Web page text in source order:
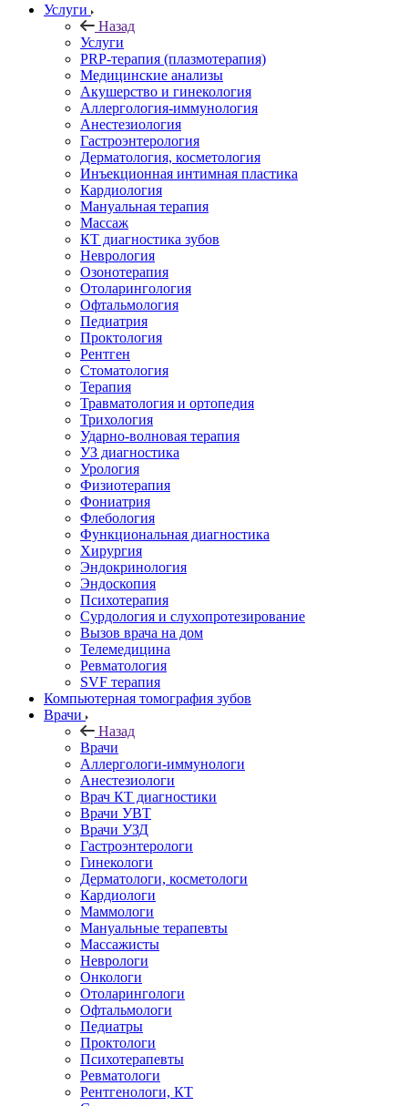
Услуги
Назад
Услуги
PRP-терапия (плазмотерапия)
Медицинские анализы
Акушерство и гинекология
Аллергология-иммунология
Анестезиология
Гастроэнтерология
Дерматология, косметология
Инъекционная интимная пластика
Кардиология
Мануальная терапия
Массаж
КТ диагностика зубов
Неврология
Озонотерапия
Отоларингология
Офтальмология
Педиатрия
Проктология
Рентген
Стоматология
Терапия
Травматология и ортопедия
Трихология
Ударно-волновая терапия
УЗ диагностика
Урология
Физиотерапия
Фониатрия
Флебология
Функциональная диагностика
Хирургия
Эндокринология
Эндоскопия
Психотерапия
Сурдология и слухопротезирование
Вызов врача на дом
Телемедицина
Ревматология
SVF терапия
Компьютерная томография зубов
Врачи
Назад
Врачи
Аллергологи-иммунологи
Анестезиологи
Врач КТ диагностики
Врачи УВТ
Врачи УЗД
Гастроэнтерологи
Гинекологи
Дерматологи, косметологи
Кардиологи
Маммологи
Мануальные терапевты
Массажисты
Неврологи
Онкологи
Отоларингологи
Офтальмологи
Педиатры
Проктологи
Психотерапевты
Ревматологи
Рентгенологи, КТ